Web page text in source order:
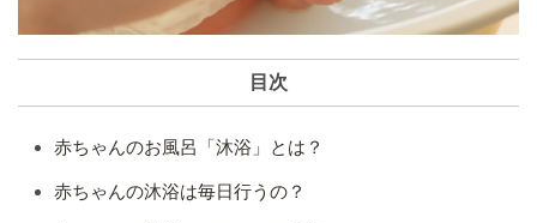
目次
赤ちゃんのお風呂「沐浴」とは？
赤ちゃんの沐浴は毎日行うの？